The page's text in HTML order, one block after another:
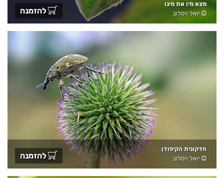
מצא מין את מינו
יואל ויסלוב
להזמנה
חדקונית הקיפודן
יואל ויסלוב
להזמנה